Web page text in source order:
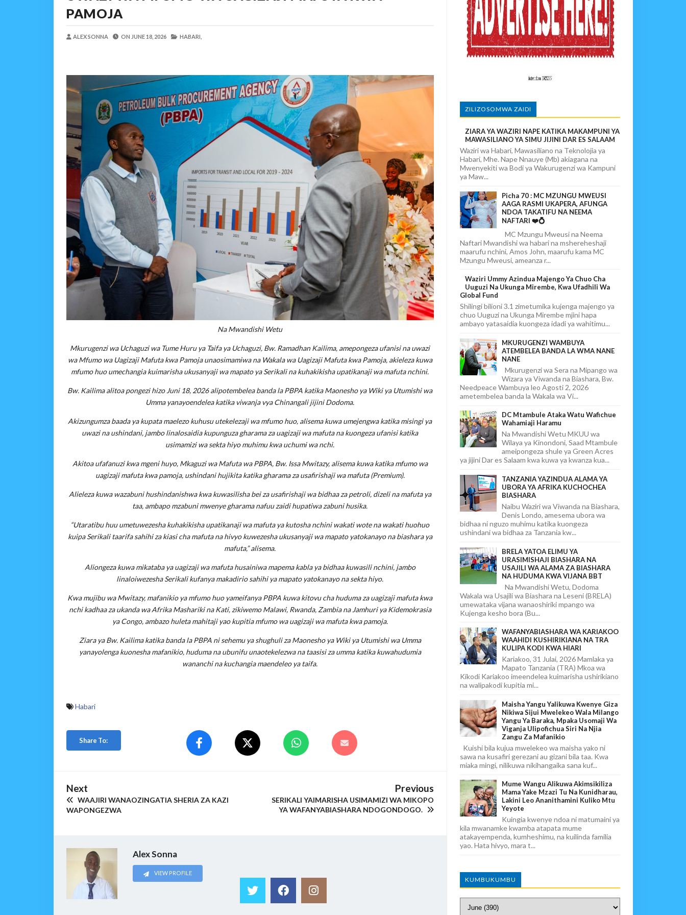
Maisha Yangu Yalikuwa Kwenye Giza Nikiwa Sijui Mwelekeo Wala Milango Yangu Ya Baraka, Mpaka Usomaji Wa Viganja Ulipofichua Siri Na Njia Zangu Za
Umaskini Na Madeni Yalitishia Kuangamiza Heshima Na Maisha Ya Familia Yangu, Mpaka Nilipovunja Mikosi Na Kushuhudia Tajiriba Ikirejea Nyumbani
Zawadi-Aug 06 2026
Nilitafuta Mtoto Kwa Zaidi Ya Miaka Saba Bila Mafanikio, Mpaka Tiba Ya Asili Iliponiwezesha Kushika Mimba Na Kufuta Machozi Yangu
Zawadi-Aug 06 2026
DKT. SIMBEYE AWATAKA WAKUU WA VYUO KUZALISHA WALIMU WENYE UMAHIRI NA MAADILI
Alex Sonna
PAMOJA
ALEX SONNA ON JUNE 18, 2026 HABARI,
Na Mwandishi Wetu
Mkurugenzi wa Uchaguzi wa Tume Huru ya Taifa ya Uchaguzi, Bw. Ramadhan Kailima, amepongeza ufanisi na uwazi
wa Mfumo wa Uagizaji Mafuta kwa Pamoja unaosimamiwa na Wakala wa Uagizaji Mafuta kwa Pamoja, akieleza kuwa
mfumo huo umechangia kuimarisha ukusanyaji wa mapato ya Serikali na kuhakikisha upatikanaji wa mafuta nchini.
Bw. Kailima alitoa pongezi hizo Juni 18, 2026 alipotembelea banda la PBPA katika Maonesho ya Wiki ya Utumishi wa
Umma yanayoendelea katika viwanja vya Chinangali jijini Dodoma.
Akizungumza baada ya kupata maelezo kuhusu utekelezaji wa mfumo huo, alisema kuwa umejengwa katika misingi ya
uwazi na ushindani, jambo linalosaidia kupunguza gharama za uagizaji wa mafuta na kuongeza ufanisi katika
usimamizi wa sekta hiyo muhimu kwa uchumi wa nchi.
Akitoa ufafanuzi kwa mgeni huyo, Mkaguzi wa Mafuta wa PBPA, Bw. Issa Mwitazy, alisema kuwa katika mfumo wa
uagizaji mafuta kwa pamoja, ushindani hujikita katika gharama za usafirishaji wa mafuta (Premium).
Alieleza kuwa wazabuni hushindanishwa kwa kuwasilisha bei za usafirishaji wa bidhaa za petroli, dizeli na mafuta ya
taa, ambapo mzabuni mwenye gharama nafuu zaidi hupatiwa zabuni husika.
“Utaratibu huu umetuwezesha kuhakikisha upatikanaji wa mafuta ya kutosha nchini wakati wote na wakati huohuo
kuipa Serikali taarifa sahihi za kiasi cha mafuta na hivyo kuwezesha ukusanyaji wa mapato yatokanayo na biashara ya
mafuta,” alisema.
Aliongeza kuwa mikataba ya uagizaji wa mafuta husainiwa mapema kabla ya bidhaa kuwasili nchini, jambo
linaloiwezesha Serikali kufanya makadirio sahihi ya mapato yatokanayo na sekta hiyo.
Kwa mujibu wa Mwitazy, mafanikio ya mfumo huo yameifanya PBPA kuwa kitovu cha huduma za uagizaji mafuta kwa
nchi kadhaa za ukanda wa Afrika Mashariki na Kati, zikiwemo Malawi, Rwanda, Zambia na Jamhuri ya Kidemokrasia
ya Congo, ambazo huleta mahitaji yao kupitia mfumo wa uagizaji wa mafuta kwa pamoja.
Ziara ya Bw. Kailima katika banda la PBPA ni sehemu ya shughuli za Maonesho ya Wiki ya Utumishi wa Umma
yanayolenga kuonesha mafanikio, huduma na ubunifu unaotekelezwa na taasisi za umma katika kuwahudumia
wananchi na kuchangia maendeleo ya taifa.
Habari
Share To:
Next
WAAJIRI WANAOZINGATIA SHERIA ZA KAZI
WAPONGEZWA
Previous
SERIKALI YAIMARISHA USIMAMIZI WA MIKOPO
YA WAFANYABIASHARA NDOGONDOGO.
Alex Sonna
VIEW PROFILE
ZILIZOSOMWA ZAIDI
ZIARA YA WAZIRI NAPE KATIKA MAKAMPUNI YA
MAWASILIANO YA SIMU JIJINI DAR ES SALAAM
Waziri wa Habari, Mawasiliano na Teknolojia ya
Habari, Mhe. Nape Nnauye (Mb) akiagana na
Mwenyekiti wa Bodi ya Wakurugenzi wa Kampuni
ya Maw...
Picha 70 : MC MZUNGU MWEUSI
AAGA RASMI UKAPERA, AFUNGA
NDOA TAKATIFU NA NEEMA
NAFTARI ❤️💍
MC Mzungu Mweusi na Neema
Naftari Mwandishi wa habari na mshereheshaji
maarufu nchini, Amos John, maarufu kama MC
Mzungu Mweusi, ameanza r...
Waziri Ummy Azindua Majengo Ya Chuo Cha
Uuguzi Na Ukunga Mirembe, Kwa Ufadhili Wa
Global Fund
Shilingi bilioni 3.1 zimetumika kujenga majengo ya
chuo Uuguzi na Ukunga Mirembe mjini hapa
ambayo yatasaidia kuongeza idadi ya wahitimu...
MKURUGENZI WAMBUYA
ATEMBELEA BANDA LA WMA NANE
NANE
Mkurugenzi wa Sera na Mipango wa
Wizara ya Viwanda na Biashara, Bw.
Needpeace Wambuya leo Agosti 2, 2026
ametembelea banda la Wakala wa Vi...
DC Mtambule Ataka Watu Wafichue
Wahamiaji Haramu
Na Mwandishi Wetu MKUU wa
Wilaya ya Kinondoni, Saad Mtambule
ameipongeza shule ya Green Acres
ya jijini Dar es Salaam kwa kuwa ya kwanza kua...
TANZANIA YAZINDUA ALAMA YA
UBORA YA AFRIKA KUCHOCHEA
BIASHARA
Naibu Waziri wa Viwanda na Biashara,
Denis Londo, amesema ubora wa
bidhaa ni nguzo muhimu katika kuongeza
ushindani wa bidhaa za Tanzania kw...
BRELA YATOA ELIMU YA
URASIMISHAJI BIASHARA NA
USAJILI WA ALAMA ZA BIASHARA
NA HUDUMA KWA VIJANA BBT
Na Mwandishi Wetu, Dodoma
Wakala wa Usajili wa Biashara na Leseni (BRELA)
umewataka vijana wanaoshiriki mpango wa
Kujenga kesho bora (Bu...
WAFANYABIASHARA WA KARIAKOO
WAAHIDI KUSHIRIKIANA NA TRA
KULIPA KODI KWA HIARI
Kariakoo, 31 Julai, 2026 Mamlaka ya
Mapato Tanzania (TRA) Mkoa wa
Kikodi Kariakoo imeendelea kuimarisha ushirikiano
na walipakodi kupitia mi...
Maisha Yangu Yalikuwa Kwenye Giza
Nikiwa Sijui Mwelekeo Wala Milango
Yangu Ya Baraka, Mpaka Usomaji Wa
Viganja Ulipofichua Siri Na Njia
Zangu Za Mafanikio
Kuishi bila kujua mwelekeo wa maisha yako ni
sawa na kusafiri gerezani au gizani bila taa. Kwa
miaka mingi, nilikuwa nikihangaika sana kuf...
Mume Wangu Alikuwa Akimsikiliza
Mama Yake Mzazi Tu Na Kunidharau,
Lakini Leo Ananithamini Kuliko Mtu
Yeyote
Kuingia kwenye ndoa ni matumaini ya
kila mwanamke kwamba atapata mume
atakayempenda, kumheshimu, na kuilinda familia
yao. Hata hivyo, mara t...
KUMBUKUMBU